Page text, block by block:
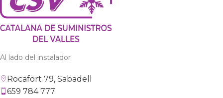
Al lado del instalador
Rocafort 79, Sabadell
659 784 777